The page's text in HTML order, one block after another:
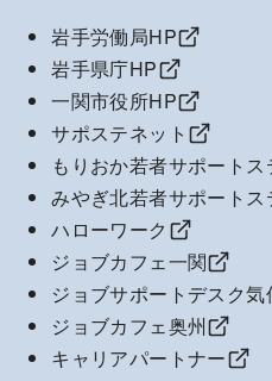
岩手労働局HP
岩手県庁HP
一関市役所HP
サポステネット
もりおか若者サポートス
みやぎ北若者サポートス
ハローワーク
ジョブカフェ一関
ジョブサポートデスク気
ジョブカフェ奥州
キャリアパートナー